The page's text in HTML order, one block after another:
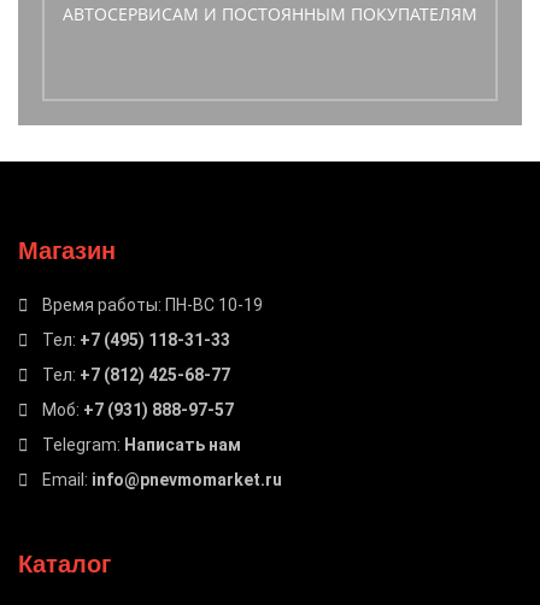
АВТОСЕРВИСАМ И ПОСТОЯННЫМ ПОКУПАТЕЛЯМ
Магазин
Время работы: ПН-ВС 10-19
Тел: +7 (495) 118-31-33
Тел: +7 (812) 425-68-77
Моб: +7 (931) 888-97-57
Telegram: Написать нам
Email: info@pnevmomarket.ru
Каталог